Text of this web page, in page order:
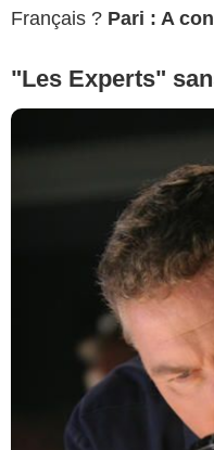
Français ? Pari : A
"Les Experts"